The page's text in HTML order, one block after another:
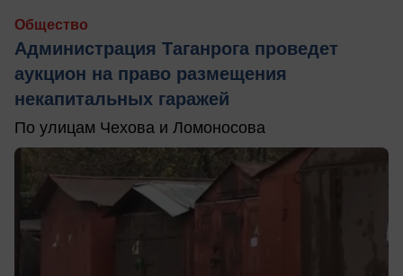
Общество
Администрация Таганрога проведет
аукцион на право размещения
некапитальных гаражей
По улицам Чехова и Ломоносова